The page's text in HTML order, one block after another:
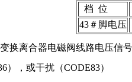
  档  位
43＃脚电压
换离合器电磁阀线路电压信
），或干扰（CODE83）